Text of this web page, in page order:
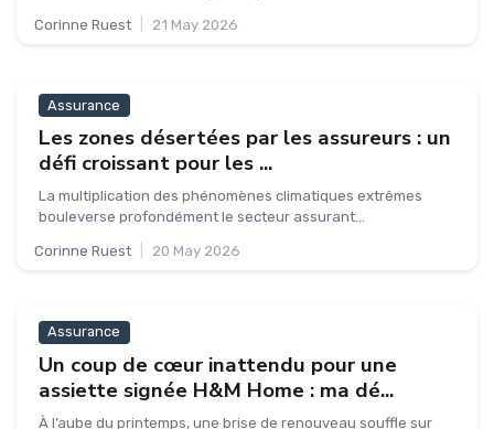
Corinne Ruest 21 May 2026
Assurance
Les zones désertées par les assureurs : un
défi croissant pour les ...
La multiplication des phénomènes climatiques extrêmes
bouleverse profondément le secteur assurant...
Corinne Ruest 20 May 2026
Assurance
Un coup de cœur inattendu pour une
assiette signée H&M Home : ma dé...
À l’aube du printemps, une brise de renouveau souffle sur